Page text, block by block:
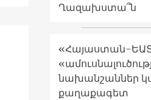
Ղազախստա՞ն
«Հայաստան-
նախանշաններ
քաղաքագետ